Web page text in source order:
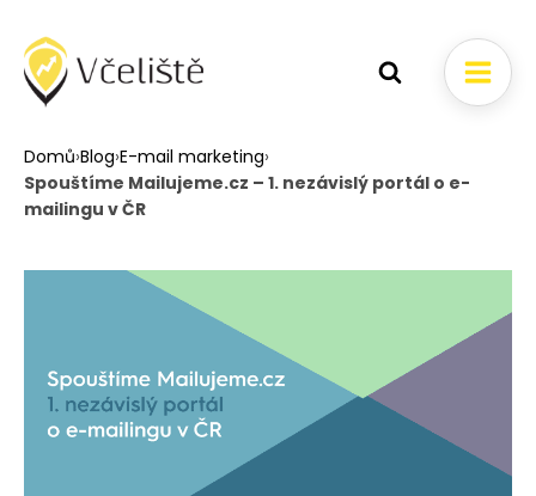
Domů›Blog›E-mail marketing›
Spouštíme Mailujeme.cz – 1. nezávislý portál o e-
mailingu v ČR